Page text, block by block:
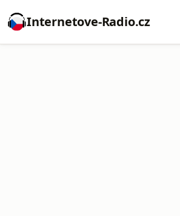
Internetove-Radio.cz